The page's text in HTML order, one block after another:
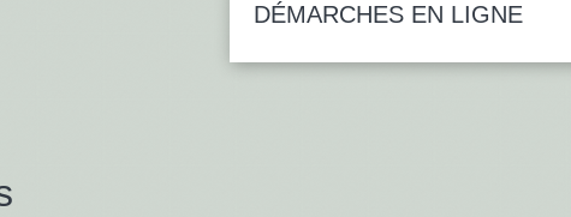
DÉMARCHES EN LIGNE